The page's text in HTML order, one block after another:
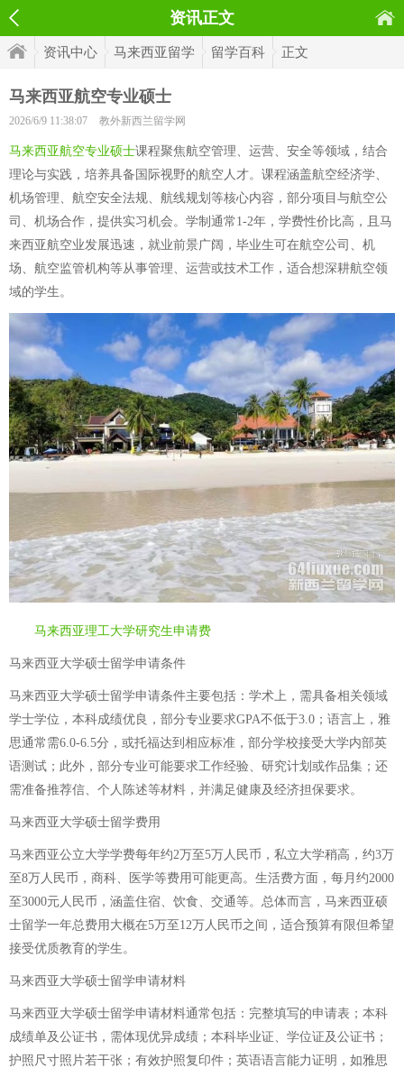
资讯正文
资讯中心 马来西亚留学 留学百科 正文
马来西亚航空专业硕士
2026/6/9 11:38:07 教外新西兰留学网
马来西亚航空专业硕士课程聚焦航空管理、运营、安全等领域，结合
理论与实践，培养具备国际视野的航空人才。课程涵盖航空经济学、
机场管理、航空安全法规、航线规划等核心内容，部分项目与航空公
司、机场合作，提供实习机会。学制通常1-2年，学费性价比高，且马
来西亚航空业发展迅速，就业前景广阔，毕业生可在航空公司、机
场、航空监管机构等从事管理、运营或技术工作，适合想深耕航空领
域的学生。
马来西亚理工大学研究生申请费
马来西亚大学硕士留学申请条件
马来西亚大学硕士留学申请条件主要包括：学术上，需具备相关领域
学士学位，本科成绩优良，部分专业要求GPA不低于3.0；语言上，雅
思通常需6.0-6.5分，或托福达到相应标准，部分学校接受大学内部英
语测试；此外，部分专业可能要求工作经验、研究计划或作品集；还
需准备推荐信、个人陈述等材料，并满足健康及经济担保要求。
马来西亚大学硕士留学费用
马来西亚公立大学学费每年约2万至5万人民币，私立大学稍高，约3万
至8万人民币，商科、医学等费用可能更高。生活费方面，每月约2000
至3000元人民币，涵盖住宿、饮食、交通等。总体而言，马来西亚硕
士留学一年总费用大概在5万至12万人民币之间，适合预算有限但希望
接受优质教育的学生。
马来西亚大学硕士留学申请材料
马来西亚大学硕士留学申请材料通常包括：完整填写的申请表；本科
成绩单及公证书，需体现优异成绩；本科毕业证、学位证及公证书；
护照尺寸照片若干张；有效护照复印件；英语语言能力证明，如雅思